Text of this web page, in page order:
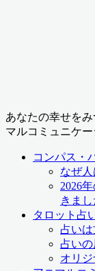
あなたの幸せを
マルコミュニケ
コンパス・
なぜ
2026
きまし
タロット占
占いは
占いの
オリ